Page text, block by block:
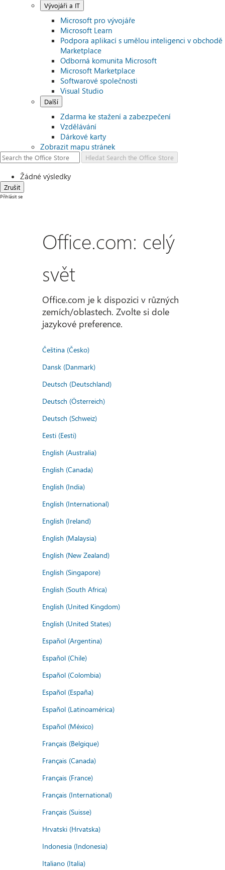
Vývojáři a IT
Microsoft pro vývojáře
Microsoft Learn
Podpora aplikací s umělou inteligenci v obchodě
Marketplace
Odborná komunita Microsoft
Microsoft Marketplace
Softwarové společnosti
Visual Studio
Další
Zdarma ke stažení a zabezpečení
Vzdělávání
Dárkové karty
Zobrazit mapu stránek
Hledat Search the Office Store
Žádné výsledky
Zrušit
Přihlásit se
Office.com: celý
svět
Office.com je k dispozici v různých
zemích/oblastech. Zvolte si dole
jazykové preference.
Čeština (Česko)
Dansk (Danmark)
Deutsch (Deutschland)
Deutsch (Österreich)
Deutsch (Schweiz)
Eesti (Eesti)
English (Australia)
English (Canada)
English (India)
English (International)
English (Ireland)
English (Malaysia)
English (New Zealand)
English (Singapore)
English (South Africa)
English (United Kingdom)
English (United States)
Español (Argentina)
Español (Chile)
Español (Colombia)
Español (España)
Español (Latinoamérica)
Español (México)
Français (Belgique)
Français (Canada)
Français (France)
Français (International)
Français (Suisse)
Hrvatski (Hrvatska)
Indonesia (Indonesia)
Italiano (Italia)